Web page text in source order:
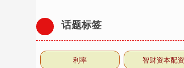
话题标签
利率 智财资本配资